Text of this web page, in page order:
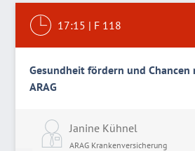
17:15 | F 118
Gesundheit fördern und
ARAG
Janine Kühnel
ARAG Krankenversicherung